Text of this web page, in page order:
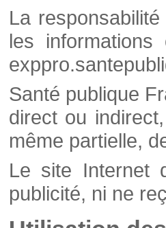
La
les
Santé publique
direct ou
même partielle,
Le site Internet
publicité, ni ne